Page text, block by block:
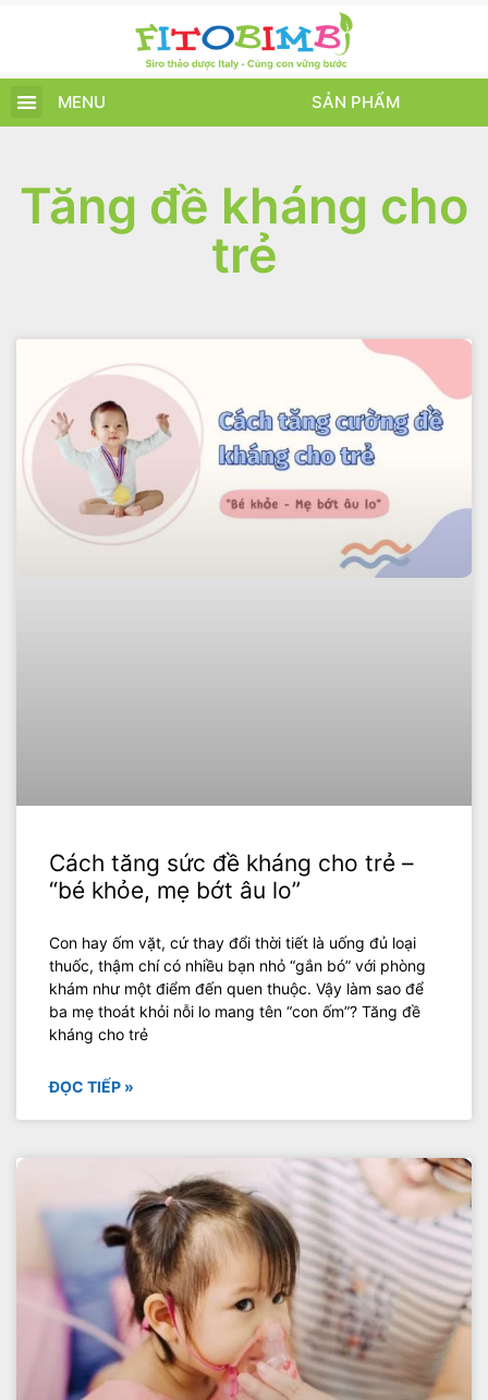
MENU SẢN PHẨM
Tăng đề kháng cho
trẻ
Cách tăng sức đề kháng cho trẻ –
“bé khỏe, mẹ bớt âu lo”
Con hay ốm vặt, cứ thay đổi thời tiết là uống đủ loại
thuốc, thậm chí có nhiều bạn nhỏ “gắn bó” với phòng
khám như một điểm đến quen thuộc. Vậy làm sao để
ba mẹ thoát khỏi nỗi lo mang tên “con ốm”? Tăng đề
kháng cho trẻ
ĐỌC TIẾP »